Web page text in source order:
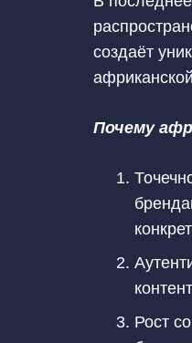
создаёт
Почему
Рост